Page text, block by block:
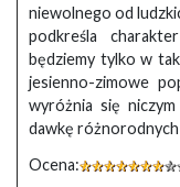
niewolnego od
podkreśla
będziemy tylko w
jesienno-zimowe
wyróżnia się
dawkę różnorodnych
Ocena: